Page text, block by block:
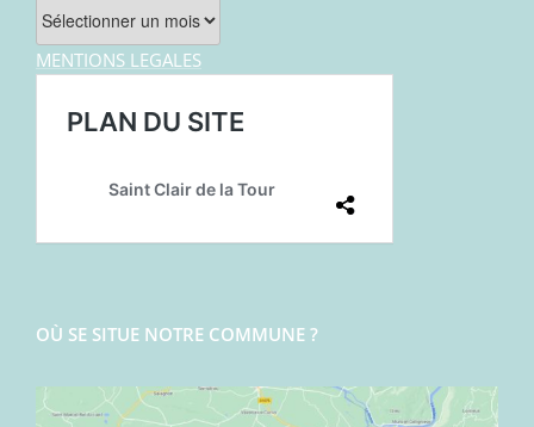
Archives
MENTIONS LEGALES
OÙ SE SITUE NOTRE COMMUNE ?